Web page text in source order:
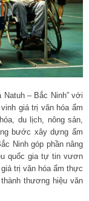
– Bắc Ninh” với
giá trị văn hóa ẩm
du lịch, nông sản,
bước xây dựng ẩm
Ninh góp phần nâng
quốc gia tự tin vươn
trị văn hóa ẩm thực
thương hiệu văn